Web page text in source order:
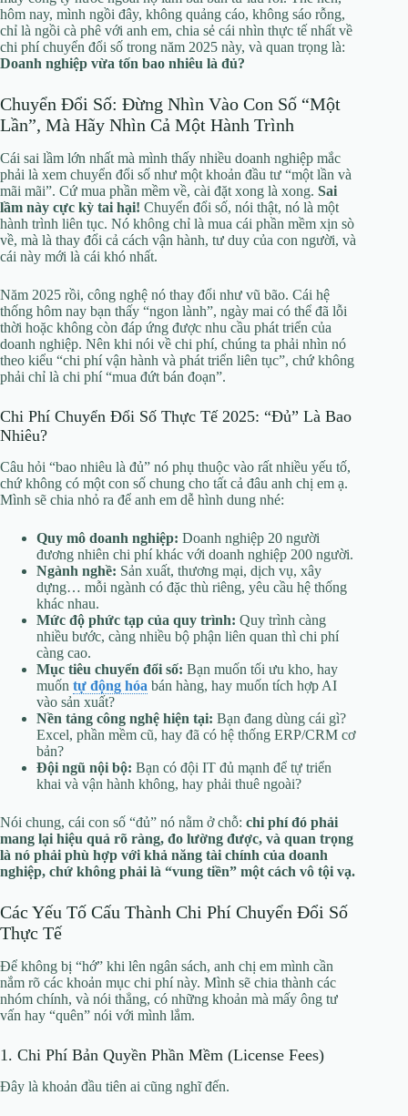
hôm nay, mình ngồi đây, không quảng cáo, không sáo rỗng,
chỉ là ngồi cà phê với anh em, chia sẻ cái nhìn thực tế nhất về
chi phí chuyển đổi số trong năm 2025 này, và quan trọng là:
Doanh nghiệp vừa tốn bao nhiêu là đủ?
Chuyển Đổi Số: Đừng Nhìn Vào Con Số “Một
Lần”, Mà Hãy Nhìn Cả Một Hành Trình
Cái sai lầm lớn nhất mà mình thấy nhiều doanh nghiệp mắc
phải là xem chuyển đổi số như một khoản đầu tư “một lần và
mãi mãi”. Cứ mua phần mềm về, cài đặt xong là xong. Sai
lầm này cực kỳ tai hại! Chuyển đổi số, nói thật, nó là một
hành trình liên tục. Nó không chỉ là mua cái phần mềm xịn sò
về, mà là thay đổi cả cách vận hành, tư duy của con người, và
cái này mới là cái khó nhất.
Năm 2025 rồi, công nghệ nó thay đổi như vũ bão. Cái hệ
thống hôm nay bạn thấy “ngon lành”, ngày mai có thể đã lỗi
thời hoặc không còn đáp ứng được nhu cầu phát triển của
doanh nghiệp. Nên khi nói về chi phí, chúng ta phải nhìn nó
theo kiểu “chi phí vận hành và phát triển liên tục”, chứ không
phải chỉ là chi phí “mua đứt bán đoạn”.
Chi Phí Chuyển Đổi Số Thực Tế 2025: “Đủ” Là Bao
Nhiêu?
Câu hỏi “bao nhiêu là đủ” nó phụ thuộc vào rất nhiều yếu tố,
chứ không có một con số chung cho tất cả đâu anh chị em ạ.
Mình sẽ chia nhỏ ra để anh em dễ hình dung nhé:
Quy mô doanh nghiệp: Doanh nghiệp 20 người
đương nhiên chi phí khác với doanh nghiệp 200 người.
Ngành nghề: Sản xuất, thương mại, dịch vụ, xây
dựng… mỗi ngành có đặc thù riêng, yêu cầu hệ thống
khác nhau.
Mức độ phức tạp của quy trình: Quy trình càng
nhiều bước, càng nhiều bộ phận liên quan thì chi phí
càng cao.
Mục tiêu chuyển đổi số: Bạn muốn tối ưu kho, hay
muốn tự động hóa bán hàng, hay muốn tích hợp AI
vào sản xuất?
Nền tảng công nghệ hiện tại: Bạn đang dùng cái gì?
Excel, phần mềm cũ, hay đã có hệ thống ERP/CRM cơ
bản?
Đội ngũ nội bộ: Bạn có đội IT đủ mạnh để tự triển
khai và vận hành không, hay phải thuê ngoài?
Nói chung, cái con số “đủ” nó nằm ở chỗ: chi phí đó phải
mang lại hiệu quả rõ ràng, đo lường được, và quan trọng
là nó phải phù hợp với khả năng tài chính của doanh
nghiệp, chứ không phải là “vung tiền” một cách vô tội vạ.
Các Yếu Tố Cấu Thành Chi Phí Chuyển Đổi Số
Thực Tế
Để không bị “hớ” khi lên ngân sách, anh chị em mình cần
nắm rõ các khoản mục chi phí này. Mình sẽ chia thành các
nhóm chính, và nói thẳng, có những khoản mà mấy ông tư
vấn hay “quên” nói với mình lắm.
1. Chi Phí Bản Quyền Phần Mềm (License Fees)
Đây là khoản đầu tiên ai cũng nghĩ đến.